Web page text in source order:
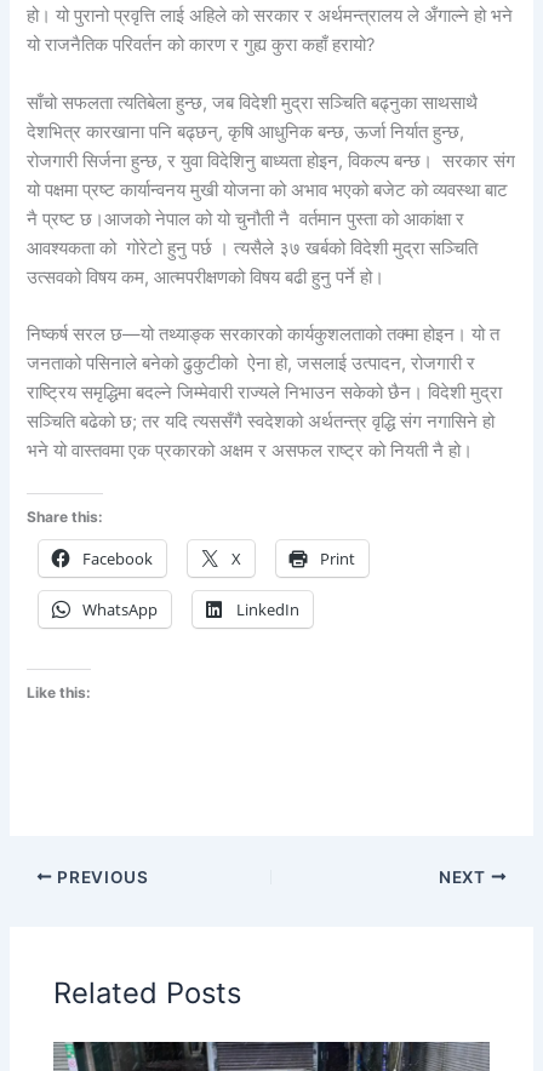
हो। यो पुरानो प्रवृत्ति लाई अहिले को सरकार र अर्थमन्त्रालय ले अँगाल्ने हो भने
यो राजनैतिक परिवर्तन को कारण र गुह्य कुरा कहाँ हरायो?
साँचो सफलता त्यतिबेला हुन्छ, जब विदेशी मुद्रा सञ्चिति बढ्नुका साथसाथै
देशभित्र कारखाना पनि बढ्छन्, कृषि आधुनिक बन्छ, ऊर्जा निर्यात हुन्छ,
रोजगारी सिर्जना हुन्छ, र युवा विदेशिनु बाध्यता होइन, विकल्प बन्छ। सरकार संग
यो पक्षमा प्रष्ट कार्यान्वनय मुखी योजना को अभाव भएको बजेट को व्यवस्था बाट
नै प्रष्ट छ।आजको नेपाल को यो चुनौती नै वर्तमान पुस्ता को आकांक्षा र
आवश्यकता को गोरेटो हुनु पर्छ । त्यसैले ३७ खर्बको विदेशी मुद्रा सञ्चिति
उत्सवको विषय कम, आत्मपरीक्षणको विषय बढी हुनु पर्ने हो।
निष्कर्ष सरल छ—यो तथ्याङ्क सरकारको कार्यकुशलताको तक्मा होइन। यो त
जनताको पसिनाले बनेको ढुकुटीको ऐना हो, जसलाई उत्पादन, रोजगारी र
राष्ट्रिय समृद्धिमा बदल्ने जिम्मेवारी राज्यले निभाउन सकेको छैन। विदेशी मुद्रा
सञ्चिति बढेको छ; तर यदि त्यससँगै स्वदेशको अर्थतन्त्र वृद्धि संग नगासिने हो
भने यो वास्तवमा एक प्रकारको अक्षम र असफल राष्ट्र को नियती नै हो।
Share this:
Facebook X Print
WhatsApp LinkedIn
Like this:
PREVIOUS NEXT
Related Posts